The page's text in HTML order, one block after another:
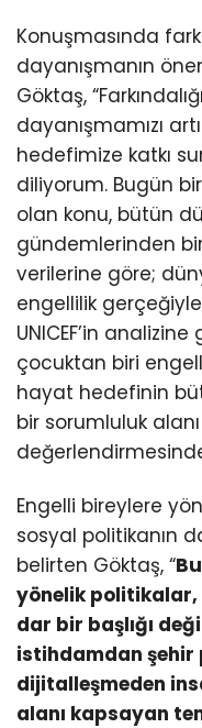
Konuşmasında
dayanışmanın
Göktaş,
dayanışmamızı
hedefimize katkı
diliyorum. Bugün
olan konu, bütün
gündemlerinden
verilerine göre;
engellilik
UNICEF’in
çocuktan biri
hayat hedefinin
bir sorumluluk
Engelli bireylere
sosyal politikanın
belirten Göktaş, “
yönelik politikalar,
dar bir başlığı
istihdamdan şehir
dijitalleşmeden
alanı kapsayan